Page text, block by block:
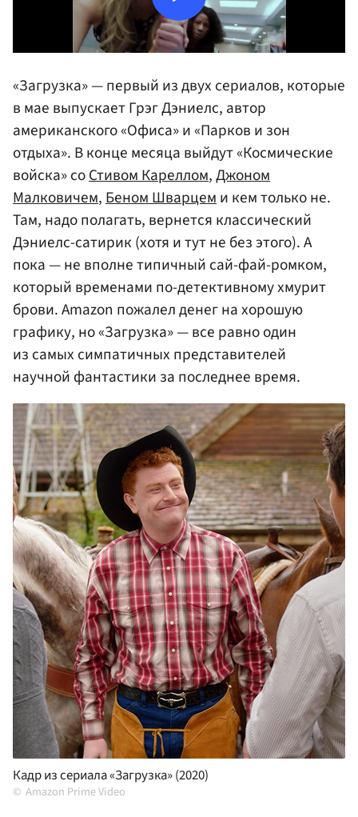
«Загрузка» — первый из двух сериалов, которые
в мае выпускает Грэг Дэниелс, автор
американского «Офиса» и «Парков и зон
отдыха». В конце месяца выйдут «Космические
войска» соСтивом Кареллом,Джоном
Малковичем,Беном Шварцеми кем только не.
Там, надо полагать, вернется классический
Дэниелс-сатирик (хотя и тут не без этого). А
пока — не вполне типичный сай-фай-ромком,
который временами по-детективному хмурит
брови. Amazon пожалел денег на хорошую
графику, но «Загрузка» — все равно один
из самых симпатичных представителей
научной фантастики за последнее время.
Кадр из сериала «Загрузка» (2020)
Amazon Prime Video